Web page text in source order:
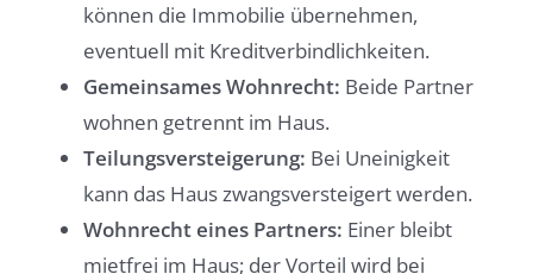
können die Immobilie übernehmen,
eventuell mit Kreditverbindlichkeiten.
Gemeinsames Wohnrecht: Beide Partner
wohnen getrennt im Haus.
Teilungsversteigerung: Bei Uneinigkeit
kann das Haus zwangsversteigert werden.
Wohnrecht eines Partners: Einer bleibt
mietfrei im Haus; der Vorteil wird bei